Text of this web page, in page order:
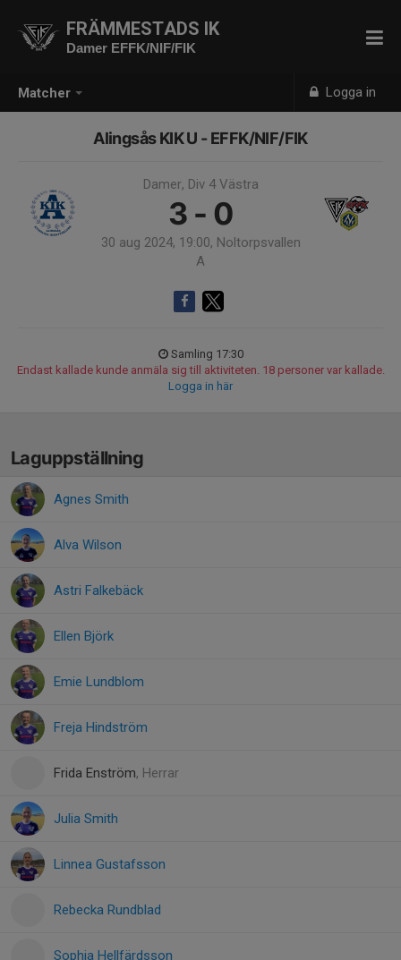
Matcher Logga in
FRÄMMESTADS IK
Damer EFFK/NIF/FIK
Alingsås KIK U - EFFK/NIF/FIK
Damer, Div 4 Västra
3 - 0
30 aug 2024, 19:00, Noltorpsvallen
A
Samling 17:30
Endast kallade kunde anmäla sig till aktiviteten. 18 personer var kallade.
Logga in här
Laguppställning
Agnes Smith
Alva Wilson
Astri Falkebäck
Ellen Björk
Emie Lundblom
Freja Hindström
Frida Enström, Herrar
Julia Smith
Linnea Gustafsson
Rebecka Rundblad
Sophia Hellfärdsson